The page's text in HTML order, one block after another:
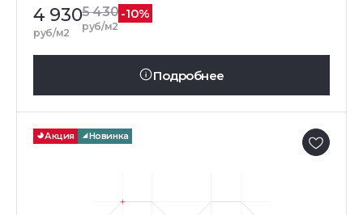
4 930
руб/м2
5 430
руб/м2
-10%
Подробнее
Акция Новинка